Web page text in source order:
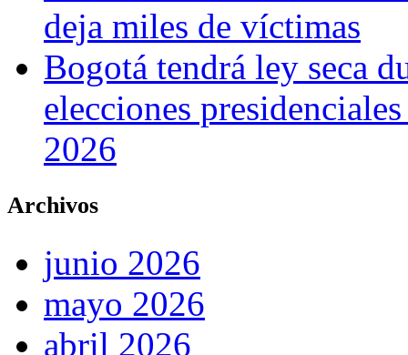
deja miles de víctimas
Bogotá tendrá ley seca
elecciones
2026
Archivos
junio 2026
mayo 2026
abril 2026